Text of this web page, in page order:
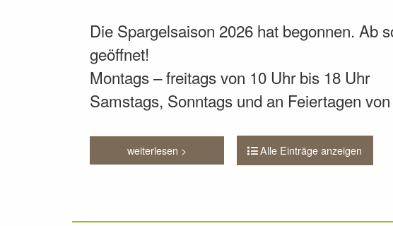
Die Spargelsaison 2026 hat begonnen. Ab
geöffnet!
Montags – freitags von 10 Uhr bis 18 Uhr
Samstags, Sonntags und an Feiertagen
weiterlesen > Alle Einträge anzeigen